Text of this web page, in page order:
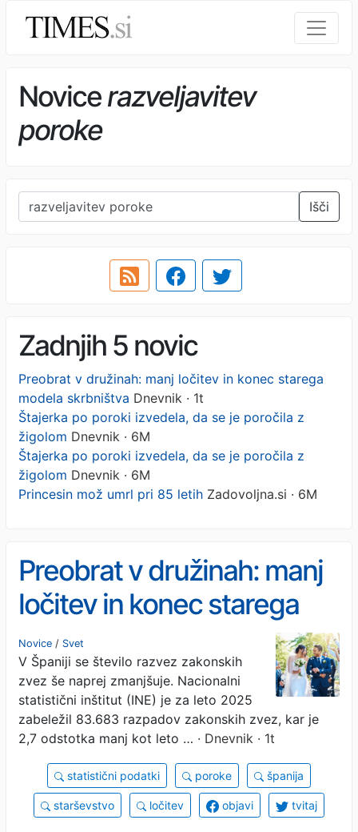
Novicerazveljavitev
poroke
Išči
Zadnjih 5 novic
Preobrat v družinah: manj ločitev in konec starega
modela skrbništva Dnevnik · 1t
Štajerka po poroki izvedela, da se je poročila z
žigolom Dnevnik · 6M
Štajerka po poroki izvedela, da se je poročila z
žigolom Dnevnik · 6M
Princesin mož umrl pri 85 letih Zadovoljna.si · 6M
Preobrat v družinah: manj
ločitev in konec starega
modela skrbništva
Novice / Svet
V Španiji se število razvez zakonskih
zvez še naprej zmanjšuje. Nacionalni
statistični inštitut (INE) je za leto 2025
zabeležil 83.683 razpadov zakonskih zvez, kar je
2,7 odstotka manj kot leto … · Dnevnik · 1t
statistični podatki poroke španija
starševstvo ločitev objavi tvitaj